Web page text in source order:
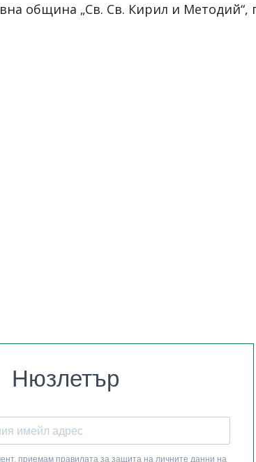
община „Св. Св. Кирил и Методий“,